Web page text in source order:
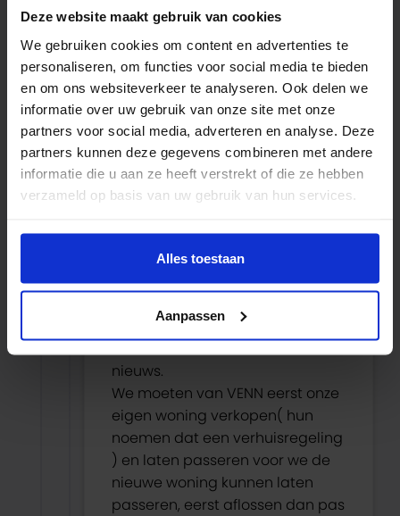
Deze website maakt gebruik van cookies
We gebruiken cookies om content en advertenties te
personaliseren, om functies voor social media te bieden
en om ons websiteverkeer te analyseren. Ook delen we
informatie over uw gebruik van onze site met onze
partners voor social media, adverteren en analyse. Deze
partners kunnen deze gegevens combineren met andere
informatie die u aan ze heeft verstrekt of die ze hebben
verzameld op basis van uw gebruik van hun services.
Alles toestaan
Aanpassen
woning.
Ik ben bijna 60 jaar en wil met
mijn lief een kleine bungalow
kopen na lang zoek hadden we
die een gevonden.
Alle voorlopige koopcontracten
zijn getekend maar VENN eist dat
we eerst ons huis verkopen, we
krijgen geen verhuishypotheek(
de passeerdata al 2x moeten
verschuiven door de onredelijke
eisen van VENN.
lijstje eisen hebben voldaan van
nieuws.
We moeten van VENN eerst onze
eigen woning verkopen( hun
noemen dat een verhuisregeling
) en laten passeren voor we de
nieuwe woning kunnen laten
passeren, eerst aflossen dan pas